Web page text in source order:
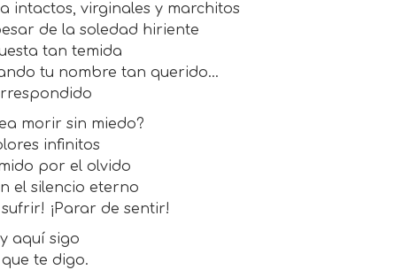
intactos, virginales y marchitos
de la soledad hiriente
tan temida
tu nombre tan querido…
morir sin miedo?
infinitos
por el olvido
el silencio eterno
¡Parar de sentir!
aquí sigo
te digo.